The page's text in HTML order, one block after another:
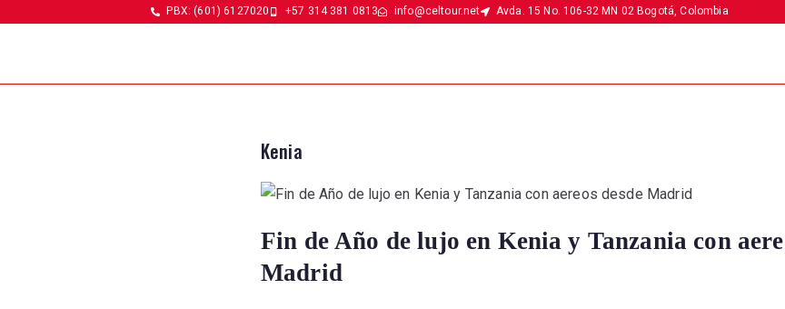
PBX: (601) 6127020 +57 314 381 0813 info@celtour.net Avda. 15 No. 106-32 MN 02 Bogotá, Colombia
Kenia
Fin de Año de lujo en Kenia y Tanzania con
Madrid